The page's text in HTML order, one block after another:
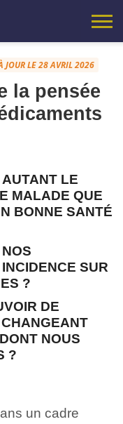
JOUR LE 28 AVRIL 2026
la pensée
LE
MALADE QUE
BONNE SANTÉ
SUR
?
DE
NOUS
?
un cadre